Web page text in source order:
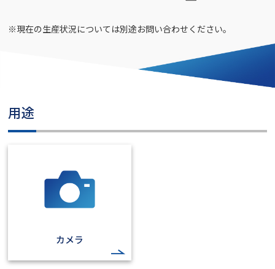
※現在の生産状況については別途お問い合わせください。
用途
カメラ